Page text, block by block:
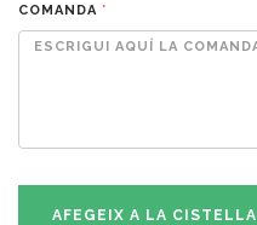
COMANDA *
AFEGEIX A LA CISTELLA